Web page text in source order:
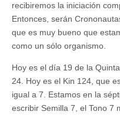
recibiremos la iniciación
Entonces, serán
que es muy bueno que
como un sólo organismo.
Hoy es el día 19 de la
24. Hoy es el Kin 124, que
igual a 7. Estamos en la
escribir Semilla 7, el Tono 7